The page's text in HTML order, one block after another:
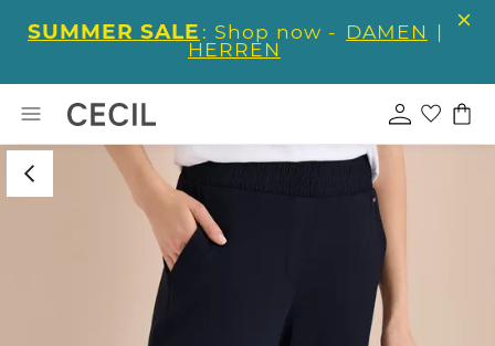
SUMMER SALE : Shop now - DAMEN |
HERREN